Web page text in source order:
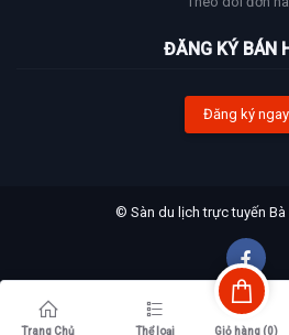
ĐĂNG KÝ BÁN
Đăng ký ngay
© Sàn du lịch trực tuyến Bà
Trang Chủ Thể loại Giỏ hàng (0)